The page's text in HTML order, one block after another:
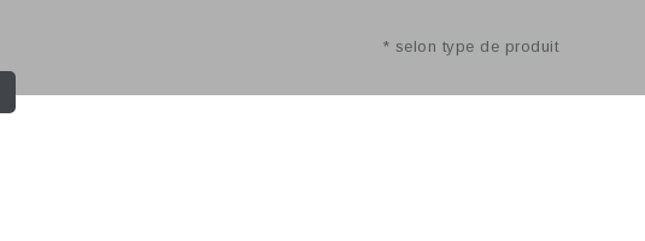
* selon type de produit